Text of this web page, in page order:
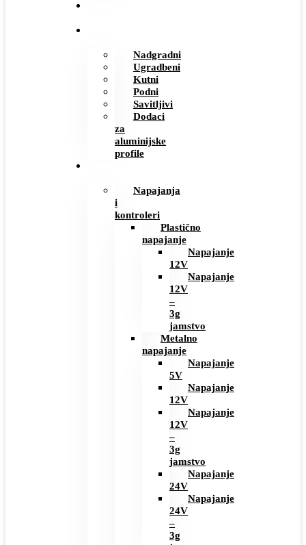
Nadgradni
Ugradbeni
Kutni
Podni
Savitljivi
Dodaci
za
aluminijske
profile
Napajanja
i
kontroleri
Plastično
napajanje
Napajanje
12V
Napajanje
12V
–
3g
jamstvo
Metalno
napajanje
Napajanje
5V
Napajanje
12V
Napajanje
12V
–
3g
jamstvo
Napajanje
24V
Napajanje
24V
–
3g